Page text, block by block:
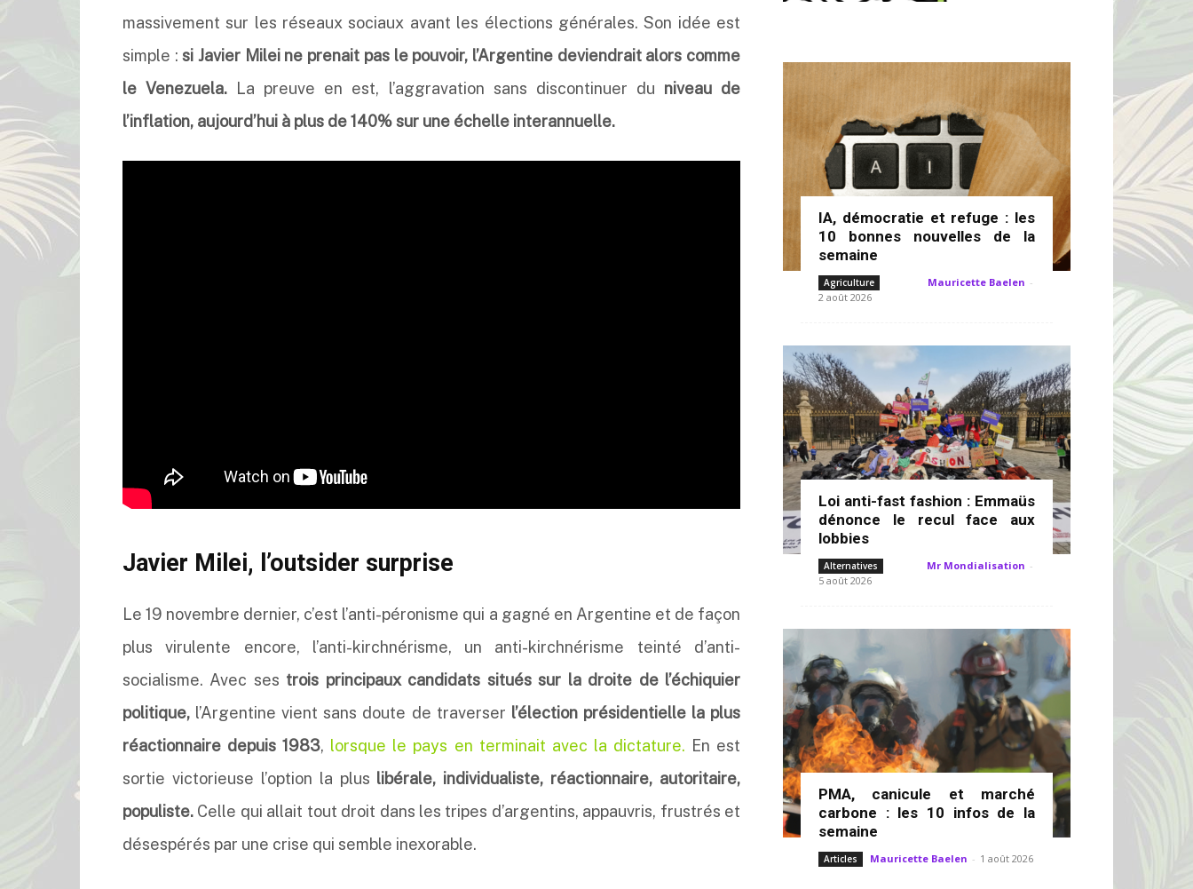
massivement sur les réseaux sociaux avant les élections générales. Son idée est
simple :si Javier Milei ne prenait pas le pouvoir, l’Argentine deviendrait alors comme
le Venezuela. La preuve en est, l’aggravation sans discontinuer du niveau de
l’inflation, aujourd’hui à plus de 140% sur une échelle interannuelle.
Javier Milei, l’outsider surprise
Le 19 novembre dernier, c’est l’anti-péronisme qui a gagné en Argentine et de façon
plus virulente encore, l’anti-kirchnérisme, un anti-kirchnérisme teinté d’anti-
socialisme. Avec ses trois principaux candidats situés sur la droite de l’échiquier
politique, l’Argentine vient sans doute de traverser l’élection présidentielle la plus
réactionnaire depuis 1983, lorsque le pays en terminait avec la dictature. En est
sortie victorieuse l’option la plus libérale, individualiste, réactionnaire, autoritaire,
populiste. Celle qui allait tout droit dans les tripes d’argentins, appauvris, frustrés et
désespérés par une crise qui semble inexorable.
IA, démocratie et refuge : les
10 bonnes nouvelles de la
semaine
Agriculture Mauricette Baelen -
2 août 2026
Loi anti-fast fashion : Emmaüs
dénonce le recul face aux
lobbies
Alternatives Mr Mondialisation -
5 août 2026
PMA, canicule et marché
carbone : les 10 infos de la
semaine
Articles Mauricette Baelen - 1 août 2026